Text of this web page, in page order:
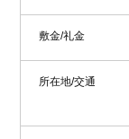
敷金/礼金
所在地/交通